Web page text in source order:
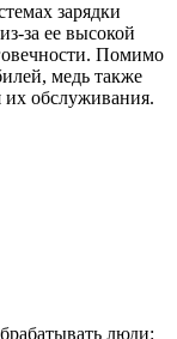
зарядки
за ее высокой
Помимо
медь также
их обслуживания.
люди: